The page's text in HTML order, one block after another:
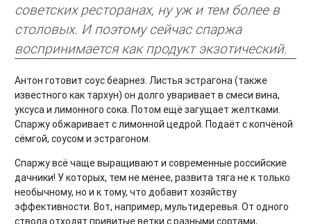
советских ресторанах, ну уж и тем более в
столовых. И поэтому сейчас спаржа
воспринимается как продукт экзотический.
Антон готовит соус беарнез. Листья эстрагона (также
известного как тархун) он долго уваривает в смеси вина,
уксуса и лимонного сока. Потом ещё загущает желтками.
Спаржу обжаривает с лимонной цедрой. Подаёт с копчёной
сёмгой, соусом и эстрагоном.
Спаржу всё чаще выращивают и современные российские
дачники! У которых, тем не менее, развита тяга не к только
необычному, но и к тому, что добавит хозяйству
эффективности. Вот, например, мультидеревья. От одного
ствола отходят привитые ветки с разными сортами,